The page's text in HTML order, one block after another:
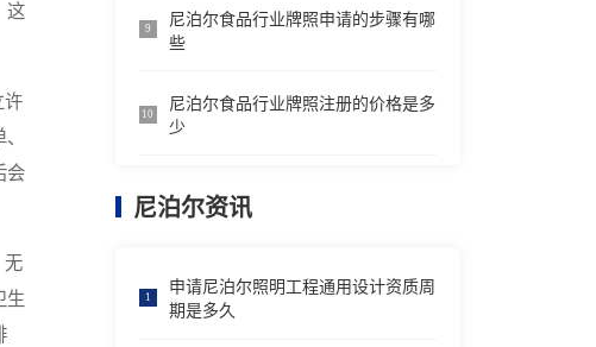
这
许
会
无
生
9
尼泊尔食品行业牌照申请的步骤有哪
些
10
尼泊尔食品行业牌照注册的价格是多
少
尼泊尔资讯
1
申请尼泊尔照明工程通用设计资质周
期是多久